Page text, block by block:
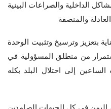
الداخلية والصراعات البينية
والمنصفة
بتعزيز وترسيخ وتثبيت الوحدة
من منطلق المسؤولية في
إلى احتلال البلد بكله